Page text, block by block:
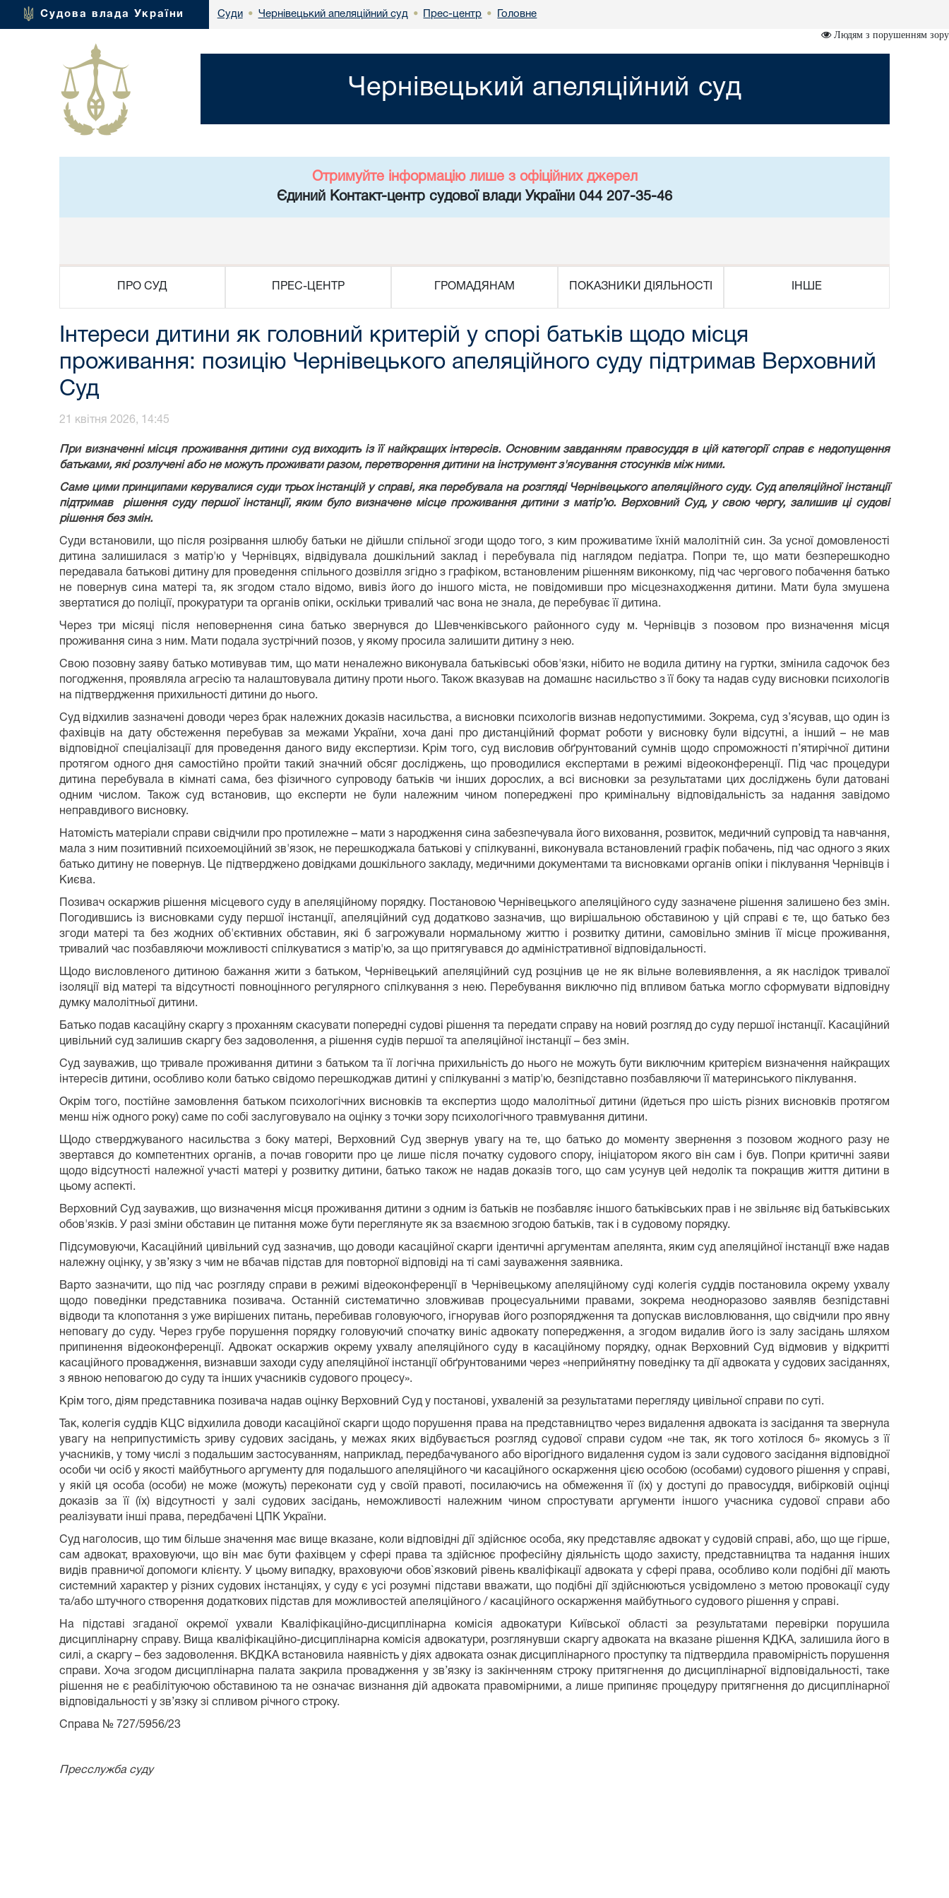
Судова влада України Суди • Чернівецький апеляційний суд • Прес-центр • Головне
Людям з порушенням зору
Чернівецький апеляційний суд
Отримуйте інформацію лише з офіційних джерел
Єдиний Контакт-центр судової влади України 044 207-35-46
ПРО СУД ПРЕС-ЦЕНТР ГРОМАДЯНАМ ПОКАЗНИКИ ДІЯЛЬНОСТІ ІНШЕ
Інтереси дитини як головний критерій у спорі батьків щодо місця
проживання: позицію Чернівецького апеляційного суду підтримав Верховний
Суд
21 квітня 2026, 14:45
При визначенні місця проживання дитини суд виходить із її найкращих інтересів. Основним завданням правосуддя в цій категорії справ є недопущення
батьками, які розлучені або не можуть проживати разом, перетворення дитини на інструмент з'ясування стосунків між ними.
Саме цими принципами керувалися суди трьох інстанцій у справі, яка перебувала на розгляді Чернівецького апеляційного суду. Суд апеляційної інстанції
підтримав рішення суду першої інстанції, яким було визначене місце проживання дитини з матір’ю. Верховний Суд, у свою чергу, залишив ці судові
рішення без змін.
Суди встановили, що після розірвання шлюбу батьки не дійшли спільної згоди щодо того, з ким проживатиме їхній малолітній син. За усної домовленості
дитина залишилася з матір'ю у Чернівцях, відвідувала дошкільний заклад і перебувала під наглядом педіатра. Попри те, що мати безперешкодно
передавала батькові дитину для проведення спільного дозвілля згідно з графіком, встановленим рішенням виконкому, під час чергового побачення батько
не повернув сина матері та, як згодом стало відомо, вивіз його до іншого міста, не повідомивши про місцезнаходження дитини. Мати була змушена
звертатися до поліції, прокуратури та органів опіки, оскільки тривалий час вона не знала, де перебуває її дитина.
Через три місяці після неповернення сина батько звернувся до Шевченківського районного суду м. Чернівців з позовом про визначення місця
проживання сина з ним. Мати подала зустрічний позов, у якому просила залишити дитину з нею.
Свою позовну заяву батько мотивував тим, що мати неналежно виконувала батьківські обов'язки, нібито не водила дитину на гуртки, змінила садочок без
погодження, проявляла агресію та налаштовувала дитину проти нього. Також вказував на домашнє насильство з її боку та надав суду висновки психологів
на підтвердження прихильності дитини до нього.
Суд відхилив зазначені доводи через брак належних доказів насильства, а висновки психологів визнав недопустимими. Зокрема, суд з’ясував, що один із
фахівців на дату обстеження перебував за межами України, хоча дані про дистанційний формат роботи у висновку були відсутні, а інший – не мав
відповідної спеціалізації для проведення даного виду експертизи. Крім того, суд висловив обґрунтований сумнів щодо спроможності п’ятирічної дитини
протягом одного дня самостійно пройти такий значний обсяг досліджень, що проводилися експертами в режимі відеоконференції. Під час процедури
дитина перебувала в кімнаті сама, без фізичного супроводу батьків чи інших дорослих, а всі висновки за результатами цих досліджень були датовані
одним числом. Також суд встановив, що експерти не були належним чином попереджені про кримінальну відповідальність за надання завідомо
неправдивого висновку.
Натомість матеріали справи свідчили про протилежне – мати з народження сина забезпечувала його виховання, розвиток, медичний супровід та навчання,
мала з ним позитивний психоемоційний зв'язок, не перешкоджала батькові у спілкуванні, виконувала встановлений графік побачень, під час одного з яких
батько дитину не повернув. Це підтверджено довідками дошкільного закладу, медичними документами та висновками органів опіки і піклування Чернівців і
Києва.
Позивач оскаржив рішення місцевого суду в апеляційному порядку. Постановою Чернівецького апеляційного суду зазначене рішення залишено без змін.
Погодившись із висновками суду першої інстанції, апеляційний суд додатково зазначив, що вирішальною обставиною у цій справі є те, що батько без
згоди матері та без жодних об'єктивних обставин, які б загрожували нормальному життю і розвитку дитини, самовільно змінив її місце проживання,
тривалий час позбавляючи можливості спілкуватися з матір'ю, за що притягувався до адміністративної відповідальності.
Щодо висловленого дитиною бажання жити з батьком, Чернівецький апеляційний суд розцінив це не як вільне волевиявлення, а як наслідок тривалої
ізоляції від матері та відсутності повноцінного регулярного спілкування з нею. Перебування виключно під впливом батька могло сформувати відповідну
думку малолітньої дитини.
Батько подав касаційну скаргу з проханням скасувати попередні судові рішення та передати справу на новий розгляд до суду першої інстанції. Касаційний
цивільний суд залишив скаргу без задоволення, а рішення судів першої та апеляційної інстанції – без змін.
Суд зауважив, що тривале проживання дитини з батьком та її логічна прихильність до нього не можуть бути виключним критерієм визначення найкращих
інтересів дитини, особливо коли батько свідомо перешкоджав дитині у спілкуванні з матір'ю, безпідставно позбавляючи її материнського піклування.
Окрім того, постійне замовлення батьком психологічних висновків та експертиз щодо малолітньої дитини (йдеться про шість різних висновків протягом
менш ніж одного року) саме по собі заслуговувало на оцінку з точки зору психологічного травмування дитини.
Щодо стверджуваного насильства з боку матері, Верховний Суд звернув увагу на те, що батько до моменту звернення з позовом жодного разу не
звертався до компетентних органів, а почав говорити про це лише після початку судового спору, ініціатором якого він сам і був. Попри критичні заяви
щодо відсутності належної участі матері у розвитку дитини, батько також не надав доказів того, що сам усунув цей недолік та покращив життя дитини в
цьому аспекті.
Верховний Суд зауважив, що визначення місця проживання дитини з одним із батьків не позбавляє іншого батьківських прав і не звільняє від батьківських
обов'язків. У разі зміни обставин це питання може бути переглянуте як за взаємною згодою батьків, так і в судовому порядку.
Підсумовуючи, Касаційний цивільний суд зазначив, що доводи касаційної скарги ідентичні аргументам апелянта, яким суд апеляційної інстанції вже надав
належну оцінку, у зв’язку з чим не вбачав підстав для повторної відповіді на ті самі зауваження заявника.
Варто зазначити, що під час розгляду справи в режимі відеоконференції в Чернівецькому апеляційному суді колегія суддів постановила окрему ухвалу
щодо поведінки представника позивача. Останній систематично зловживав процесуальними правами, зокрема неодноразово заявляв безпідставні
відводи та клопотання з уже вирішених питань, перебивав головуючого, ігнорував його розпорядження та допускав висловлювання, що свідчили про явну
неповагу до суду. Через грубе порушення порядку головуючий спочатку виніс адвокату попередження, а згодом видалив його із залу засідань шляхом
припинення відеоконференції. Адвокат оскаржив окрему ухвалу апеляційного суду в касаційному порядку, однак Верховний Суд відмовив у відкритті
касаційного провадження, визнавши заходи суду апеляційної інстанції обґрунтованими через «неприйнятну поведінку та дії адвоката у судових засіданнях,
з явною неповагою до суду та інших учасників судового процесу».
Крім того, діям представника позивача надав оцінку Верховний Суд у постанові, ухваленій за результатами перегляду цивільної справи по суті.
Так, колегія суддів КЦС відхилила доводи касаційної скарги щодо порушення права на представництво через видалення адвоката із засідання та звернула
увагу на неприпустимість зриву судових засідань, у межах яких відбувається розгляд судової справи судом «не так, як того хотілося б» якомусь з її
учасників, у тому числі з подальшим застосуванням, наприклад, передбачуваного або вірогідного видалення судом із зали судового засідання відповідної
особи чи осіб у якості майбутнього аргументу для подальшого апеляційного чи касаційного оскарження цією особою (особами) судового рішення у справі,
у якій ця особа (особи) не може (можуть) переконати суд у своїй правоті, посилаючись на обмеження її (їх) у доступі до правосуддя, вибірковій оцінці
доказів за її (їх) відсутності у залі судових засідань, неможливості належним чином спростувати аргументи іншого учасника судової справи або
реалізувати інші права, передбачені ЦПК України.
Суд наголосив, що тим більше значення має вище вказане, коли відповідні дії здійснює особа, яку представляє адвокат у судовій справі, або, що ще гірше,
сам адвокат, враховуючи, що він має бути фахівцем у сфері права та здійснює професійну діяльність щодо захисту, представництва та надання інших
видів правничої допомоги клієнту. У цьому випадку, враховуючи обов`язковий рівень кваліфікації адвоката у сфері права, особливо коли подібні дії мають
системний характер у різних судових інстанціях, у суду є усі розумні підстави вважати, що подібні дії здійснюються усвідомлено з метою провокації суду
та/або штучного створення додаткових підстав для можливостей апеляційного / касаційного оскарження майбутнього судового рішення у справі.
На підставі згаданої окремої ухвали Кваліфікаційно-дисциплінарна комісія адвокатури Київської області за результатами перевірки порушила
дисциплінарну справу. Вища кваліфікаційно-дисциплінарна комісія адвокатури, розглянувши скаргу адвоката на вказане рішення КДКА, залишила його в
силі, а скаргу – без задоволення. ВКДКА встановила наявність у діях адвоката ознак дисциплінарного проступку та підтвердила правомірність порушення
справи. Хоча згодом дисциплінарна палата закрила провадження у зв’язку із закінченням строку притягнення до дисциплінарної відповідальності, таке
рішення не є реабілітуючою обставиною та не означає визнання дій адвоката правомірними, а лише припиняє процедуру притягнення до дисциплінарної
відповідальності у зв’язку зі спливом річного строку.
Справа № 727/5956/23
Пресслужба суду